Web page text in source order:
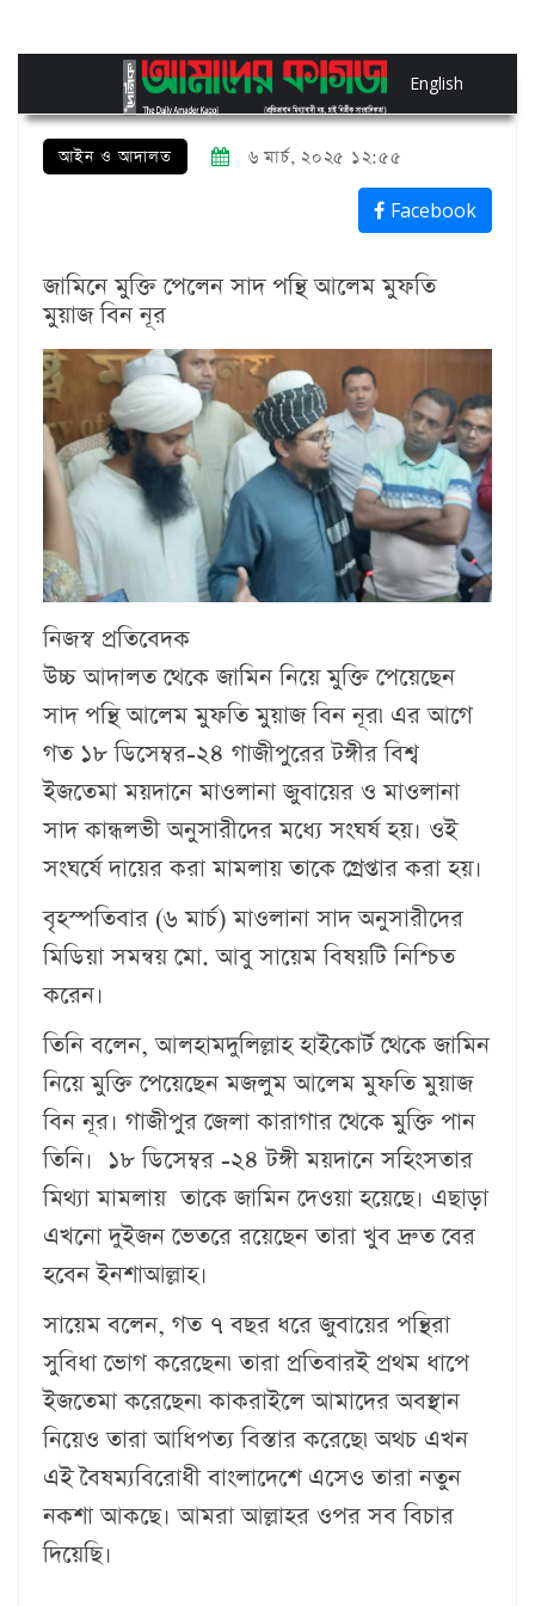
English
আইন ও আদালত ৬ মার্চ, ২০২৫ ১২:৫৫
Facebook
জামিনে মুক্তি পেলেন সাদ পন্থি আলেম মুফতি
মুয়াজ বিন নূর
নিজস্ব প্রতিবেদক
উচ্চ আদালত থেকে জামিন নিয়ে মুক্তি পেয়েছেন
সাদ পন্থি আলেম মুফতি মুয়াজ বিন নূর৷ এর আগে
গত ১৮ ডিসেম্বর-২৪ গাজীপু‌রের টঙ্গীর বিশ্ব
ইজতেমা ময়দানে মাওলানা জুবায়ের ও মাওলানা
সাদ কান্ধলভী অনুসারীদের মধ্যে সংঘর্ষ হয়। ওই
সংঘর্ষে দায়ের করা মামলায় তাকে গ্রেপ্তার করা হয়।
বৃহস্পতিবার (৬ মার্চ) মাওলানা সাদ অনুসারীদের
মিডিয়া সমন্বয় মো. আবু সায়েম বিষয়টি নিশ্চিত
করেন।
তিনি বলেন, আলহামদুলিল্লাহ হাইকোর্ট থেকে জামিন
নিয়ে মুক্তি পেয়েছেন মজলুম আলেম মুফতি মুয়াজ
বিন নূর। গাজীপুর জেলা কারাগার থেকে মুক্তি পান
তিনি। ১৮ ডিসেম্বর -২৪ টঙ্গী ময়দানে সহিংসতার
মিথ্যা মামলায় তাকে জামিন দেওয়া হয়েছে। এছাড়া
এখনো দুইজন ভেতরে রয়েছেন তারা খুব দ্রুত বের
হবেন ইনশাআল্লাহ।
সায়েম বলেন, গত ৭ বছর ধরে জুবায়ের পন্থিরা
সুবিধা ভোগ করেছেন৷ তারা প্রতিবারই প্রথম ধাপে
ইজতেমা করেছেন৷ কাকরাইলে আমাদের অবস্থান
নিয়েও তারা আধিপত্য বিস্তার করেছে৷ অথচ এখন
এই বৈষম্যবিরোধী বাংলাদেশে এসেও তারা নতুন
নকশা আকছে। আমরা আল্লাহর ওপর সব বিচার
দিয়েছি।